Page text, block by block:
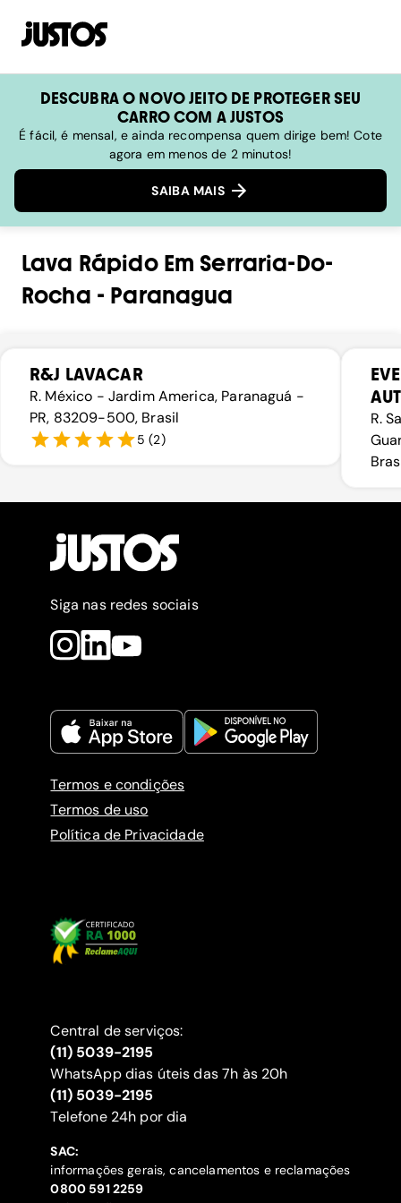
DESCUBRA O NOVO JEITO DE PROTEGER SEU
CARRO COM A JUSTOS
É fácil, é mensal, e ainda recompensa quem dirige bem! Cote
agora em menos de 2 minutos!
SAIBA MAIS
Lava RápidoEm Serraria-Do-
Rocha - Paranagua
R&J LAVACAR
R. México - Jardim America, Paranaguá -
PR, 83209-500, Brasil
5 (2)
R.
Siga nas redes sociais
Termos e condições
Termos de uso
Política de Privacidade
Central de serviços:
(11) 5039-2195
WhatsApp dias úteis das 7h às 20h
(11) 5039-2195
‍Telefone 24h por dia
SAC:
informações gerais, cancelamentos e reclamações
‍0800 591 2259